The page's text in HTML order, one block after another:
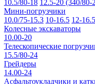
10.5/80-18 12.5-20 (340/80-
Мини-погрузчики
10.0/75-15.3 10-16.5 12-16.5
Колесные экскаваторы
10.00-20
Телескопические
15.5/80-24
Грейдеры
14.00-24
Асфальтоукладчики и